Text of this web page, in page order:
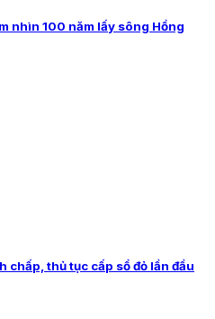
nhìn 100 năm lấy sông Hồng
thủ tục cấp sổ đỏ lần đầu